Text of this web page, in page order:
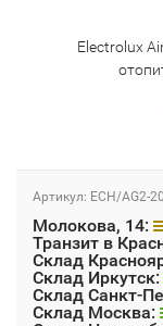
Electrolux
Артикул: ECH/AG2-
Молокова, 14:
Транзит в
Склад
Склад Иркутск:
Склад Санкт-
Склад Москва: